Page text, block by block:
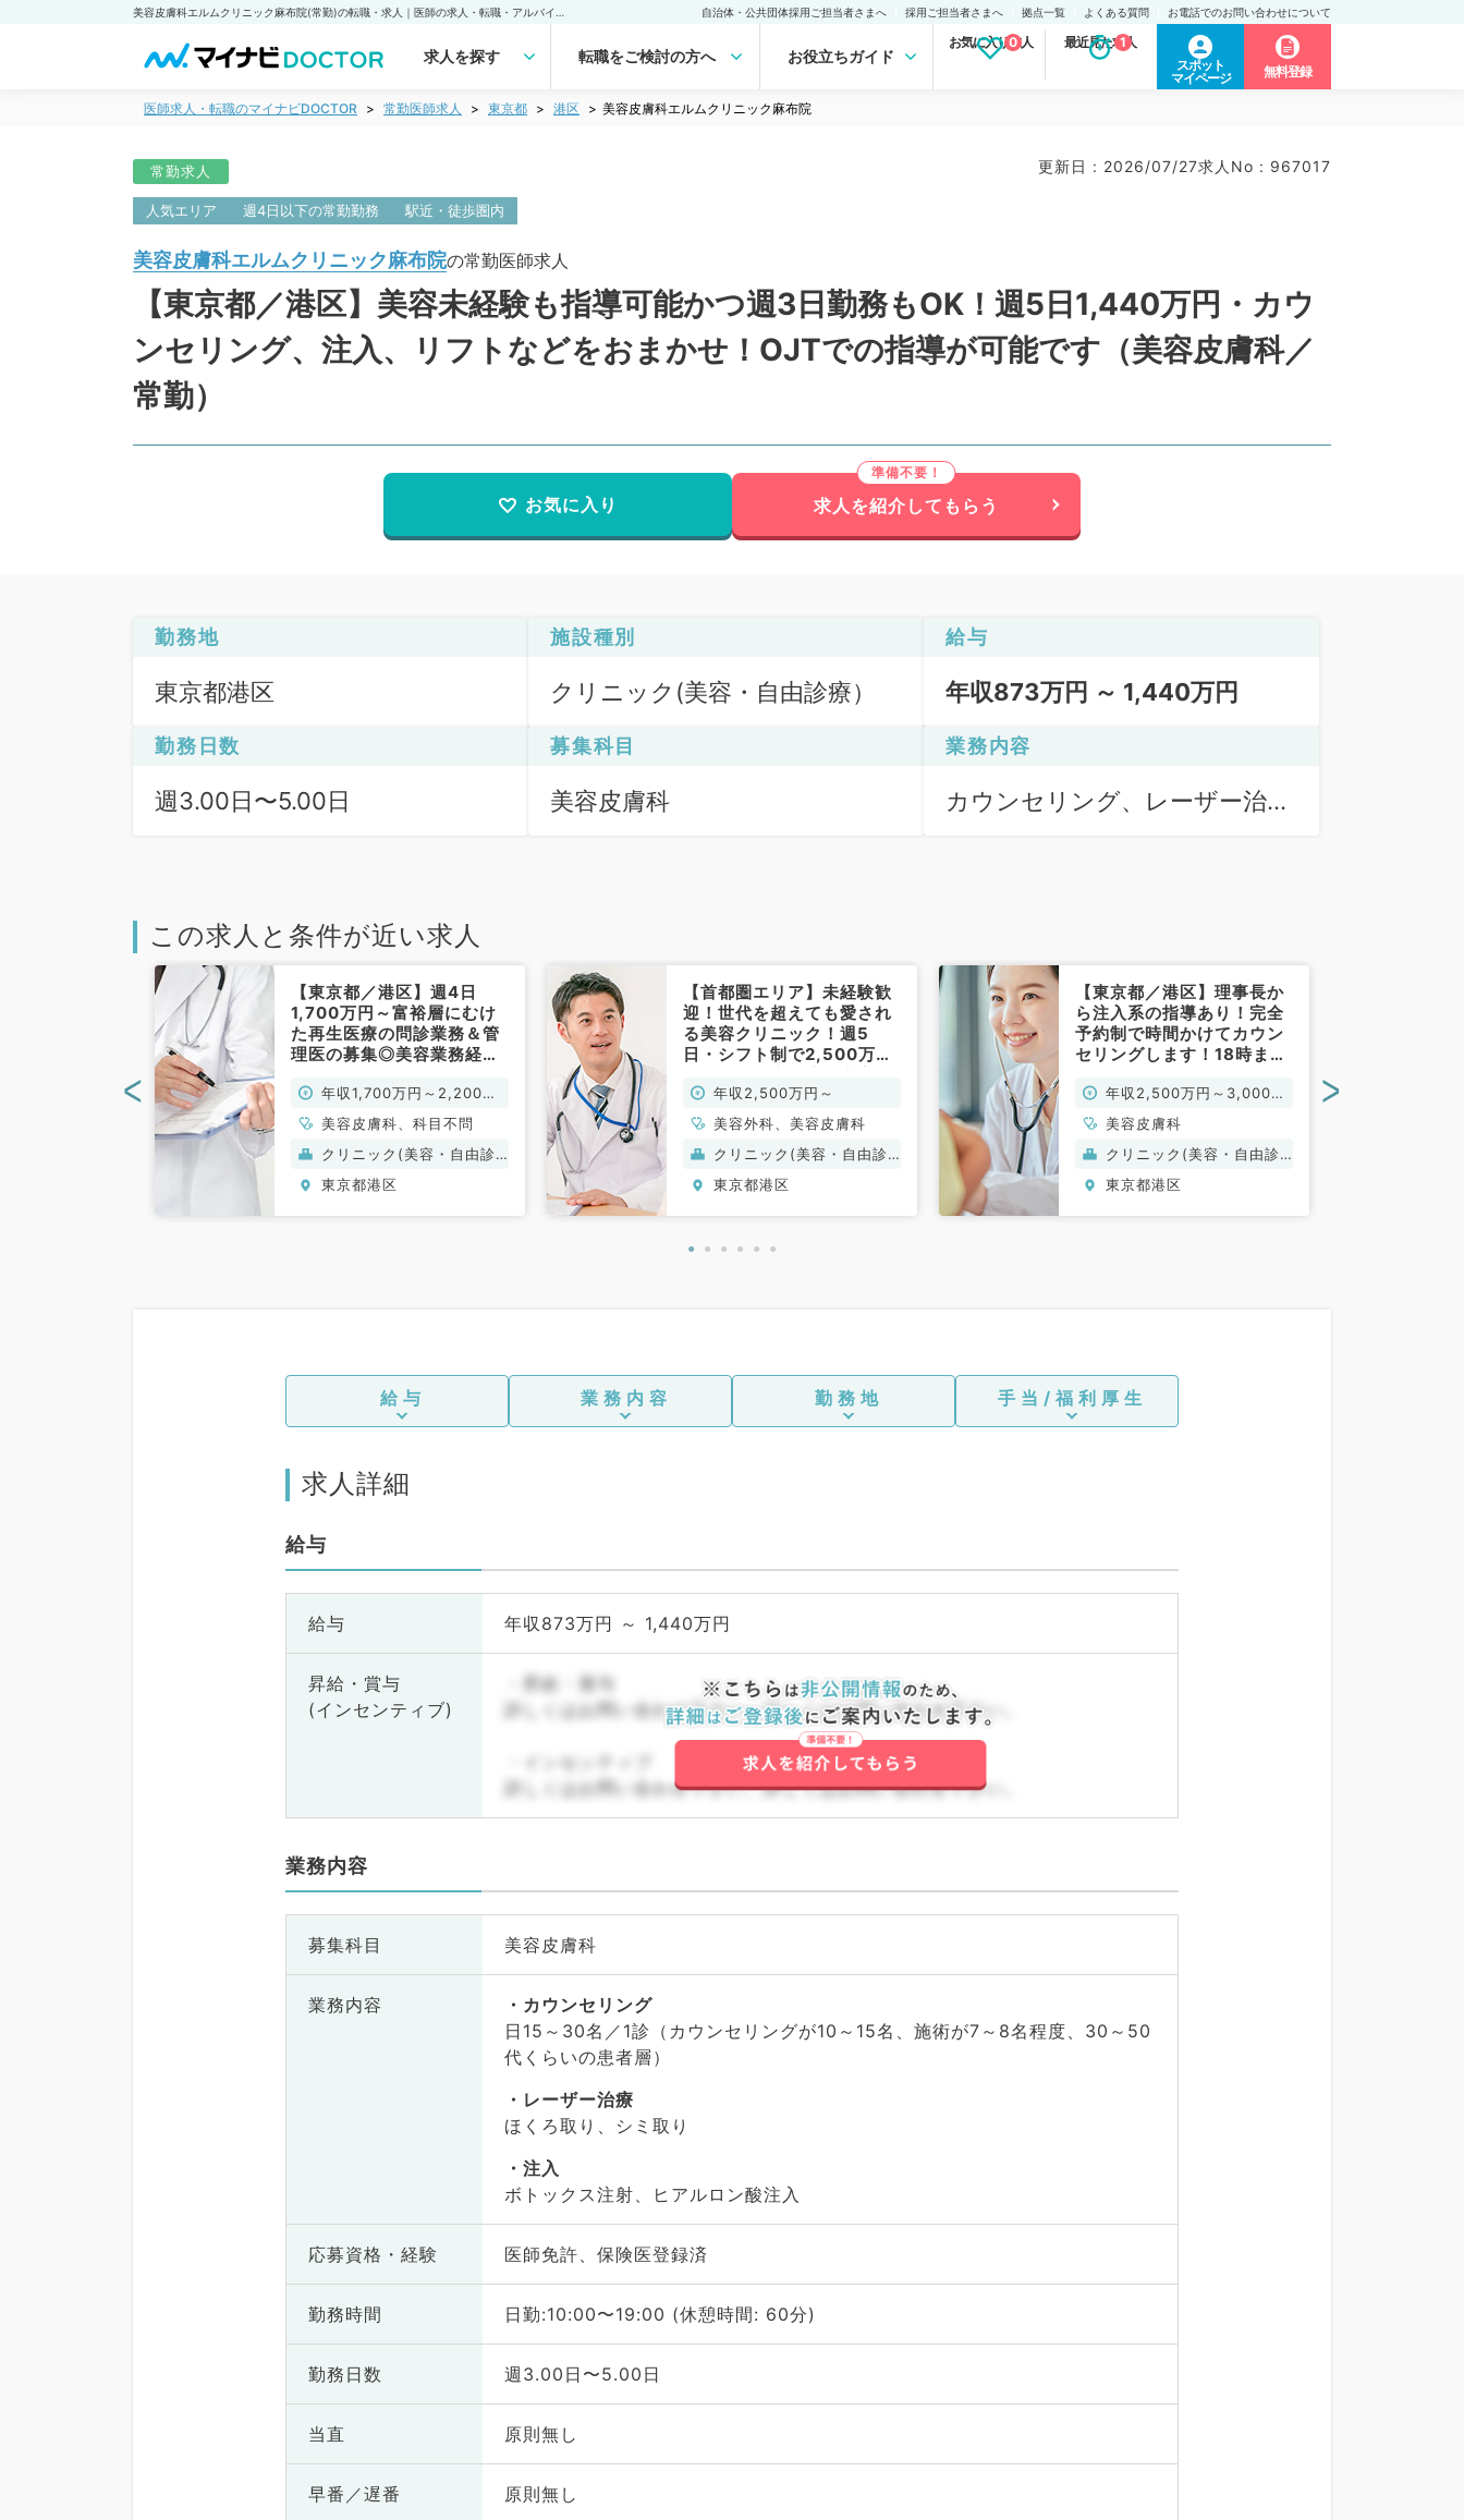
自治体・公共団体採用ご担当者さまへ 採用ご担当者さまへ 拠点一覧 よくある質問 お電話でのお問い合わせについて
求人を探す 転職をご検討の方へ お役立ちガイド
お気に入り求人
0 最近見た求人
1
スポット
マイページ
無料登録
医師求人・転職のマイナビDOCTOR 常勤医師求人 東京都 港区 美容皮膚科エルムクリニック麻布院
常勤求人 更新日 : 2026/07/27求人No : 967017
人気エリア 週4日以下の常勤勤務 駅近・徒歩圏内
美容皮膚科エルムクリニック麻布院の常勤医師求人
【東京都／港区】美容未経験も指導可能かつ週3日勤務もOK！週5日1,440万円・カウ
ンセリング、注入、リフトなどをおまかせ！OJTでの指導が可能です（美容皮膚科／
常勤）
お気に入り 求人を紹介してもらう
勤務地
東京都港区
施設種別
クリニック(美容・自由診療）
給与
年収873万円 ～ 1,440万円
勤務日数
週3.00日〜5.00日
募集科目
美容皮膚科
業務内容
カウンセリング、レーザー治
この求人と条件が近い求人
【東京都／港区】週4日
1,700万円～富裕層にむけ
た再生医療の問診業務＆管
理医の募集◎美容業務経
（科目不問／常勤）
年収1,700万円～2,200万
円
美容皮膚科、科目不問
クリニック(美容・自由診
療）
東京都港区
【首都圏エリア】未経験歓
迎！世代を超えても愛され
る美容クリニック！週5
日・シフト制で2,500万ス
リピーターを生み出し続け
たい方におススメ（美容皮
膚科、美容外科／常勤）
年収2,500万円～
美容外科、美容皮膚科
クリニック(美容・自由診
療）
東京都港区
【東京都／港区】理事長か
ら注入系の指導あり！完全
予約制で時間かけてカウン
セリングします！18時まで
万～◎2診制・18時までの
時短も可能な求人です！
（美容皮膚科、美容外科／
常勤）
年収2,500万円～3,000万
円
美容皮膚科
クリニック(美容・自由診
療）
東京都港区
< >
給与 業務内容 勤務地 手当/福利厚生
求人詳細
給与
給与 年収873万円 ～ 1,440万円
昇給・賞与
(インセンティブ)
・昇給・賞与
詳しくはお問い合わせ下さい。詳しくはお問い合わせ下さい。
・インセンティブ
詳しくはお問い合わせ下さい。詳しくはお問い合わせ下さい。
業務内容
募集科目 美容皮膚科
業務内容
カウンセリング
日15～30名／1診（カウンセリングが10～15名、施術が7～8名程度、30～50
代くらいの患者層）
レーザー治療
ほくろ取り、シミ取り
注入
ボトックス注射、ヒアルロン酸注入
応募資格・ 経験 医師免許、保険医登録済
勤務時間 日勤:10:00〜19:00 (休憩時間: 60分)
勤務日数 週3.00日〜5.00日
当直 原則無し
早番／遅番 原則無し